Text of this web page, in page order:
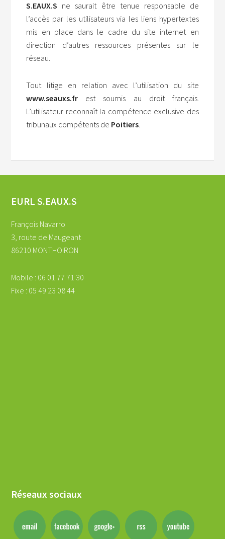
S.EAUX.S ne saurait être tenue responsable de
l’accès par les utilisateurs via les liens hypertextes
mis en place dans le cadre du site internet en
direction d’autres ressources présentes sur le
réseau.
Tout litige en relation avec l’utilisation du site
www.seauxs.fr est soumis au droit français.
L’utilisateur reconnaît la compétence exclusive des
tribunaux compétents de Poitiers.
EURL S.EAUX.S
François Navarro
3, route de Maugeant
86210 MONTHOIRON
Mobile : 06 01 77 71 30
Fixe : 05 49 23 08 44
Réseaux sociaux